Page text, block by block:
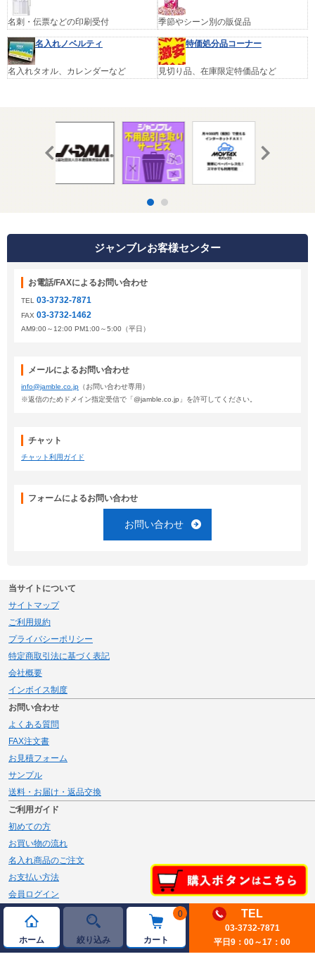
ホーム 絞り込み
0
カート
TEL
03-3732-7871
平日9：00～17：00
名刺・伝票などの印刷受付 季節やシーン別の販促品
名入れノベルティ
名入れタオル、カレンダーなど
特価処分品コーナー
見切り品、在庫限定特価品など
ジャンブレお客様センター
お電話/FAXによるお問い合わせ
TEL 03-3732-7871
FAX 03-3732-1462
AM9:00～12:00 PM1:00～5:00（平日）
メールによるお問い合わせ
info@jamble.co.jp （お問い合わせ専用）
※返信のためドメイン指定受信で「@jamble.co.jp」を許可してください。
チャット
チャット利用ガイド
フォームによるお問い合わせ
お問い合わせ
当サイトについて
サイトマップ
ご利用規約
プライバシーポリシー
特定商取引法に基づく表記
会社概要
インボイス制度
お問い合わせ
よくある質問
FAX注文書
お見積フォーム
サンプル
送料・お届け・返品交換
ご利用ガイド
初めての方
お買い物の流れ
名入れ商品のご注文
お支払い方法
会員ログイン
メルマガ登録
新規会員登録
ページトップへ